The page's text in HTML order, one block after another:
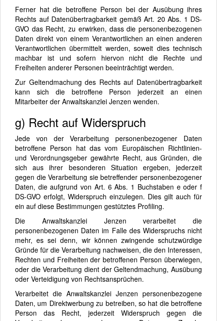
Ferner hat die betroffene Person bei der Ausübung ihres
Rechts auf Datenübertragbarkeit gemäß Art. 20 Abs. 1 DS-
GVO das Recht, zu erwirken, dass die personenbezogenen
Daten direkt von einem Verantwortlichen an einen anderen
Verantwortlichen übermittelt werden, soweit dies technisch
machbar ist und sofern hiervon nicht die Rechte und
Freiheiten anderer Personen beeinträchtigt werden.
Zur Geltendmachung des Rechts auf Datenübertragbarkeit
kann sich die betroffene Person jederzeit an einen
Mitarbeiter der Anwaltskanzlei Jenzen wenden.
g) Recht auf Widerspruch
Jede von der Verarbeitung personenbezogener Daten
betroffene Person hat das vom Europäischen Richtlinien-
und Verordnungsgeber gewährte Recht, aus Gründen, die
sich aus ihrer besonderen Situation ergeben, jederzeit
gegen die Verarbeitung sie betreffender personenbezogener
Daten, die aufgrund von Art. 6 Abs. 1 Buchstaben e oder f
DS-GVO erfolgt, Widerspruch einzulegen. Dies gilt auch für
ein auf diese Bestimmungen gestütztes Profiling.
Die Anwaltskanzlei Jenzen verarbeitet die
personenbezogenen Daten im Falle des Widerspruchs nicht
mehr, es sei denn, wir können zwingende schutzwürdige
Gründe für die Verarbeitung nachweisen, die den Interessen,
Rechten und Freiheiten der betroffenen Person überwiegen,
oder die Verarbeitung dient der Geltendmachung, Ausübung
oder Verteidigung von Rechtsansprüchen.
Verarbeitet die Anwaltskanzlei Jenzen personenbezogene
Daten, um Direktwerbung zu betreiben, so hat die betroffene
Person das Recht, jederzeit Widerspruch gegen die